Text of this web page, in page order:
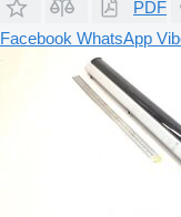
PDF
Facebook WhatsApp